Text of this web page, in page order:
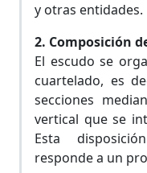
y otras entidades.
2. Composición
El escudo se
cuartelado, es
secciones
vertical que se
Esta
responde a un